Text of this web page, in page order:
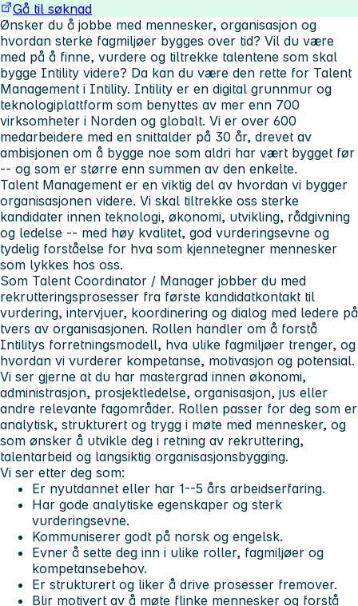
Gå til søknad
Ønsker du å jobbe med mennesker, organisasjon og
hvordan sterke fagmiljøer bygges over tid? Vil du være
med på å finne, vurdere og tiltrekke talentene som skal
bygge Intility videre? Da kan du være den rette for Talent
Management i Intility. Intility er en digital grunnmur og
teknologiplattform som benyttes av mer enn 700
virksomheter i Norden og globalt. Vi er over 600
medarbeidere med en snittalder på 30 år, drevet av
ambisjonen om å bygge noe som aldri har vært bygget før
-- og som er større enn summen av den enkelte.
Talent Management er en viktig del av hvordan vi bygger
organisasjonen videre. Vi skal tiltrekke oss sterke
kandidater innen teknologi, økonomi, utvikling, rådgivning
og ledelse -- med høy kvalitet, god vurderingsevne og
tydelig forståelse for hva som kjennetegner mennesker
som lykkes hos oss.
Som Talent Coordinator / Manager jobber du med
rekrutteringsprosesser fra første kandidatkontakt til
vurdering, intervjuer, koordinering og dialog med ledere på
tvers av organisasjonen. Rollen handler om å forstå
Intilitys forretningsmodell, hva ulike fagmiljøer trenger, og
hvordan vi vurderer kompetanse, motivasjon og potensial.
Vi ser gjerne at du har mastergrad innen økonomi,
administrasjon, prosjektledelse, organisasjon, jus eller
andre relevante fagområder. Rollen passer for deg som er
analytisk, strukturert og trygg i møte med mennesker, og
som ønsker å utvikle deg i retning av rekruttering,
talentarbeid og langsiktig organisasjonsbygging.
Vi ser etter deg som:
Er nyutdannet eller har 1--5 års arbeidserfaring.
Har gode analytiske egenskaper og sterk
vurderingsevne.
Kommuniserer godt på norsk og engelsk.
Evner å sette deg inn i ulike roller, fagmiljøer og
kompetansebehov.
Er strukturert og liker å drive prosesser fremover.
Blir motivert av å møte flinke mennesker og forstå